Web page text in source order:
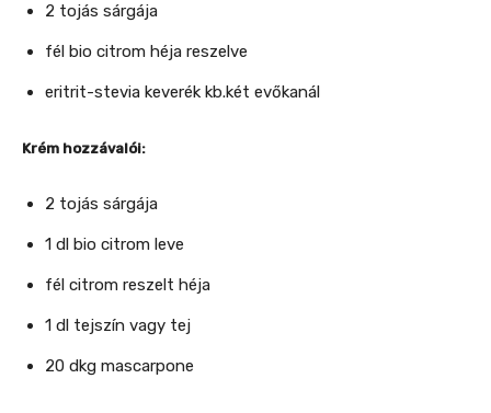
2 tojás sárgája
fél bio citrom héja reszelve
eritrit-stevia keverék kb.két evőkanál
Krém hozzávalói:
2 tojás sárgája
1 dl bio citrom leve
fél citrom reszelt héja
1 dl tejszín vagy tej
20 dkg mascarpone